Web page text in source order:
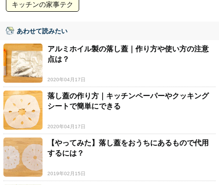
キッチンの家事テク
あわせて読みたい
アルミホイル製の落し蓋｜作り方や使い方の注意
点は？
2020年04月17日
落し蓋の作り方｜キッチンペーパーやクッキング
シートで簡単にできる
2020年04月17日
【やってみた】落し蓋をおうちにあるもので代用
するには？
2019年02月15日